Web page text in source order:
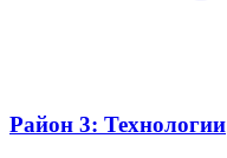
Район 3: Технологии